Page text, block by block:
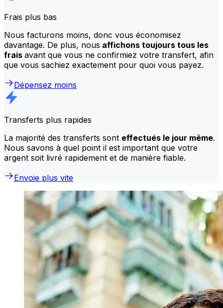
Frais plus bas
Nous facturons moins, donc vous économisez
davantage. De plus, nous affichons toujours tous les
frais avant que vous ne confirmiez votre transfert, afin
que vous sachiez exactement pour quoi vous payez.
Dépensez moins
Transferts plus rapides
La majorité des transferts sont effectués le jour même.
Nous savons à quel point il est important que votre
argent soit livré rapidement et de manière fiable.
Envoie plus vite